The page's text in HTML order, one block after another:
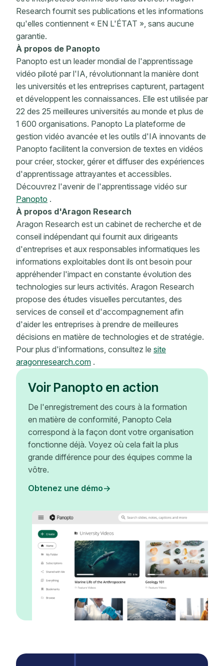
Research fournit ses publications et les informations
qu'elles contiennent « EN L'ÉTAT », sans aucune
garantie.
À propos de Panopto
Panopto est un leader mondial de l'apprentissage
vidéo piloté par l'IA, révolutionnant la manière dont
les universités et les entreprises capturent, partagent
et développent les connaissances. Elle est utilisée par
22 des 25 meilleures universités au monde et plus de
1 600 organisations. Panopto La plateforme de
gestion vidéo avancée et les outils d'IA innovants de
Panopto facilitent la conversion de textes en vidéos
pour créer, stocker, gérer et diffuser des expériences
d'apprentissage attrayantes et accessibles.
Découvrez l'avenir de l'apprentissage vidéo sur
Panopto .
À propos d'Aragon Research
Aragon Research est un cabinet de recherche et de
conseil indépendant qui fournit aux dirigeants
d'entreprises et aux responsables informatiques les
informations exploitables dont ils ont besoin pour
appréhender l'impact en constante évolution des
technologies sur leurs activités. Aragon Research
propose des études visuelles percutantes, des
services de conseil et d'accompagnement afin
d'aider les entreprises à prendre de meilleures
décisions en matière de technologies et de stratégie.
Pour plus d'informations, consultez le site
aragonresearch.com .
Voir Panopto en action
De l'enregistrement des cours à la formation
en matière de conformité, Panopto Cela
correspond à la façon dont votre organisation
fonctionne déjà. Voyez où cela fait la plus
grande différence pour des équipes comme la
vôtre.
Obtenez une démo